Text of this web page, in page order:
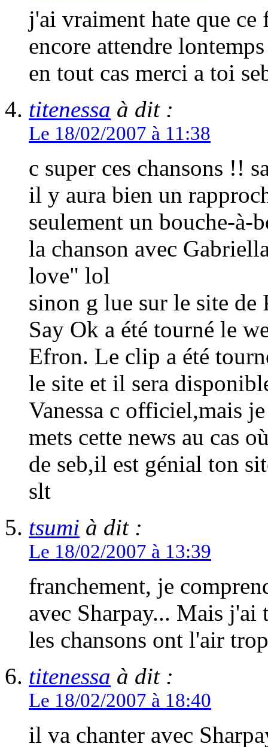
j'ai vraiment hate que
encore attendre
en tout cas merci a toi
titenessa à dit :
Le 18/02/2007 à 11:38
c super ces chansons !!
il y aura bien un
seulement un bouche-à-
la chanson avec
love" lol
sinon g lue sur le site de
Say Ok a été tourné le
Efron. Le clip a été
le site et il sera
Vanessa c officiel,mais
mets cette news au cas
de seb,il est génial ton
slt
tsumi à dit :
Le 18/02/2007 à 13:39
franchement, je
avec Sharpay... Mais
les chansons ont l'air
titenessa à dit :
Le 18/02/2007 à 18:40
il va chanter avec